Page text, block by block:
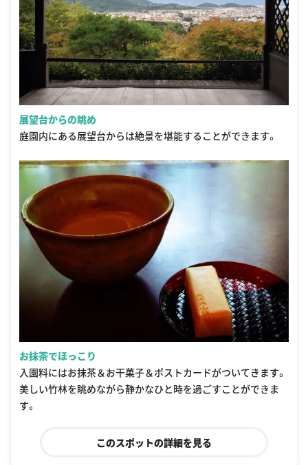
展望台からの眺め
庭園内にある展望台からは絶景を堪能することができます。
お抹茶でほっこり
入園料にはお抹茶＆お干菓子＆ポストカードがついてきます。
美しい竹林を眺めながら静かなひと時を過ごすことができま
す。
このスポットの詳細を見る